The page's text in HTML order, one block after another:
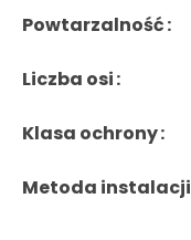
Powtarzalność
Liczba osi
Klasa ochrony
Metoda instalacji